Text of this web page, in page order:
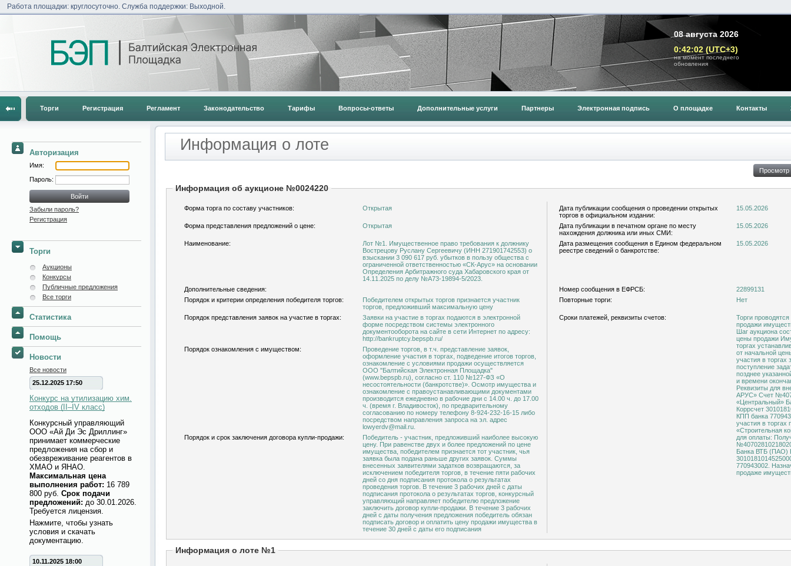
08 августа 2026
0:42:02 (UTC+3)
на момент последнего
обновления
Работа площадки: круглосуточно. Служба поддержки: Выходной.
Торги Регистрация Регламент Законодательство Тарифы Вопросы-ответы Дополнительные услуги Партнеры Электронная подпись О площадке Контакты
Авторизация
Имя:
Пароль:
Забыли пароль?
Регистрация
Торги
Аукционы
Конкурсы
Публичные предложения
Все торги
Статистика
Помощь
Новости
Все новости
25.12.2025 17:50
Конкурс на утилизацию хим.
отходов (II–IV класс)
Конкурсный управляющий
ООО «Ай Ди Эс Дриллинг»
принимает коммерческие
предложения на сбор и
обезвреживание реагентов в
ХМАО и ЯНАО.
Максимальная цена
выполнения работ: 16 789
800 руб. Срок подачи
предложений: до 30.01.2026.
Требуется лицензия.
Нажмите, чтобы узнать
условия и скачать
документацию.
10.11.2025 18:00
Информация о лоте
Информация об аукционе №0024220
Форма торга по составу участников: Открытая
Дата публикации сообщения о проведении открытых
торгов в официальном издании:
15.05.2026
Форма представления предложений о цене: Открытая
Дата публикации в печатном органе по месту
нахождения должника или иных СМИ:
15.05.2026
Наименование:
Лот №1. Имущественное право требования к должнику
Вострецову Руслану Сергеевичу (ИНН 271901742553) о
взыскании 3 090 617 руб. убытков в пользу общества с
ограниченной ответственностью «СК-Арус» на основании
Определения Арбитражного суда Хабаровского края от
14.11.2025 по делу №А73-19894-5/2023.
Дата размещения сообщения в Едином федеральном
реестре сведений о банкротстве:
15.05.2026
Дополнительные сведения: Номер сообщения в ЕФРСБ:
22899131
Порядок и критерии определения победителя торгов:
Победителем открытых торгов признается участник
торгов, предложивший максимальную цену
Повторные торги: Нет
Порядок представления заявок на участие в торгах:
Заявки на участие в торгах подаются в электронной
форме посредством системы электронного
документооборота на сайте в сети Интернет по адресу:
http://bankruptcy.bepspb.ru/
Сроки платежей, реквизиты счетов:
Торги
продажи
Шаг аукциона
цены продажи Имущества. Размер
торгах
от начальной
участия в торгах
поступление
позднее
и времени
Реквизиты для внесения
АРУС» Счет №40702810218020000373 В Филиале
«Центральный» Банка
Коррсчет
КПП банка 770943002. Назначение платежа:
участия в
«Строительная компания -
для оплаты: Получатель ООО «СК-АРУС» Счет
№40702810218020000373 В
Банка ВТБ (ПАО) БИК 044525411 Коррсчет
30101810145250000411 ИНН банка
770943002. Назначение платежа: "Оплата в торгах по
продаже
Порядок ознакомления с имуществом:
Проведение торгов, в т.ч. представление заявок,
оформление участия в торгах, подведение итогов торгов,
ознакомление с условиями продажи осуществляется
ООО "Балтийская Электронная Площадка"
(www.bepspb.ru), согласно ст. 110 №127-ФЗ «О
несостоятельности (банкротстве)». Осмотр имущества и
ознакомление с правоустанавливающими документами
производится ежедневно в рабочие дни с 14.00 ч. до 17.00
ч. (время г. Владивосток), по предварительному
согласованию по номеру телефону 8-924-232-16-15 либо
посредством направления запроса на эл. адрес
lowyerdv@mail.ru.
Порядок и срок заключения договора купли-продажи:
Победитель - участник, предложивший наиболее высокую
цену. При равенстве двух и более предложений по цене
имущества, победителем признается тот участник, чья
заявка была подана раньше других заявок. Суммы
внесенных заявителями задатков возвращаются, за
исключением победителя торгов, в течение пяти рабочих
дней со дня подписания протокола о результатах
проведения торгов. В течение 3 рабочих дней с даты
подписания протокола о результатах торгов, конкурсный
управляющий направляет победителю предложение
заключить договор купли-продажи. В течение 3 рабочих
дней с даты получения предложения победитель обязан
подписать договор и оплатить цену продажи имущества в
течение 30 дней с даты его подписания
Информация о лоте №1